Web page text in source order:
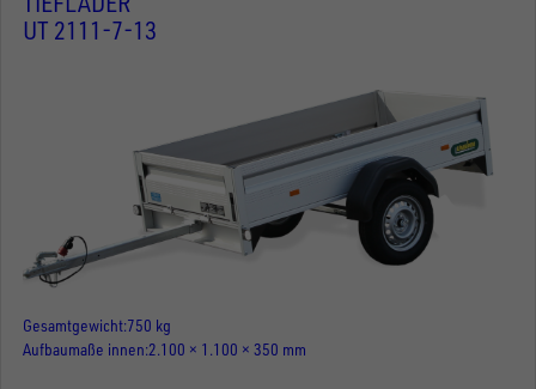
UT 2111-7-13
Gesamtgewicht 750 kg
Aufbaumaße innen 2.100 × 1.100 × 350 mm